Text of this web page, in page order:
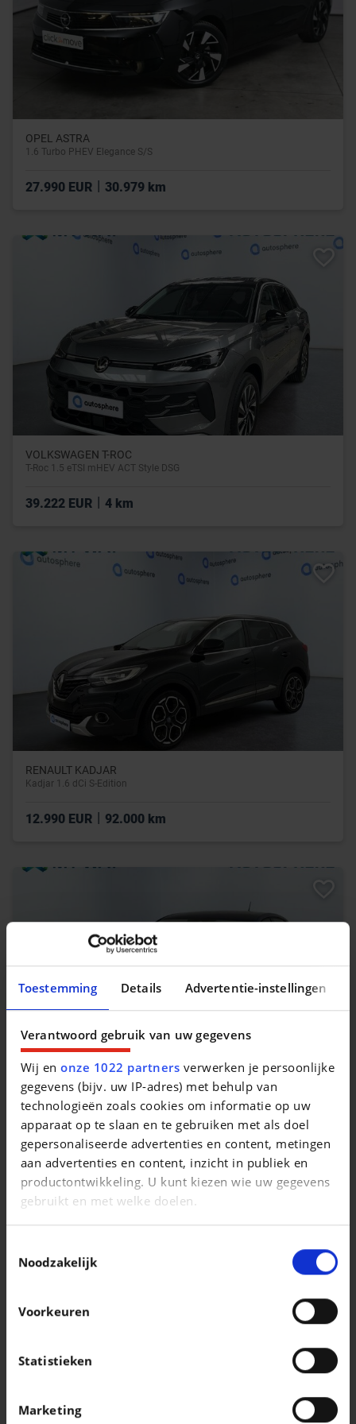
Toestemming Details Advertentie-instellingen
Verantwoord gebruik van uw gegevens
Wij enonze 1022 partners verwerken je persoonlijke
gegevens (bijv. uw IP-adres) met behulp van
technologieën zoals cookies om informatie op uw
apparaat op te slaan en te gebruiken met als doel
gepersonaliseerde advertenties en content, metingen
aan advertenties en content, inzicht in publiek en
productontwikkeling. U kunt kiezen wie uw gegevens
gebruikt en met welke doelen.
Informatie verzamelen over uw geografische
locatie, die tot een paar meter nauwkeurig kan zijn
Uw apparaat identificeren door het actief te
scannen op specifieke eigenschappen
Lees meer over hoe uw persoonlijke gegevens worden
detailgedeelte
in. U kunt uw toestemming op elk moment wijzigen of
intrekken in de Cookieverklaring.
Noodzakelijk
Voorkeuren
Statistieken
Marketing
OPEL ASTRA
1.6 Turbo PHEV Elegance S/S
27.990 EUR 30.979 km
VOLKSWAGEN T-ROC
T-Roc 1.5 eTSI mHEV ACT Style DSG
39.222 EUR | 4 km
RENAULT KADJAR
Kadjar 1.6 dCi S-Edition
12.990 EUR 92.000 km
VOLKSWAGEN POLO
Polo 1.0 TSI Life OPF
18.990 EUR |
PORSCHE MACAN
Macan 4